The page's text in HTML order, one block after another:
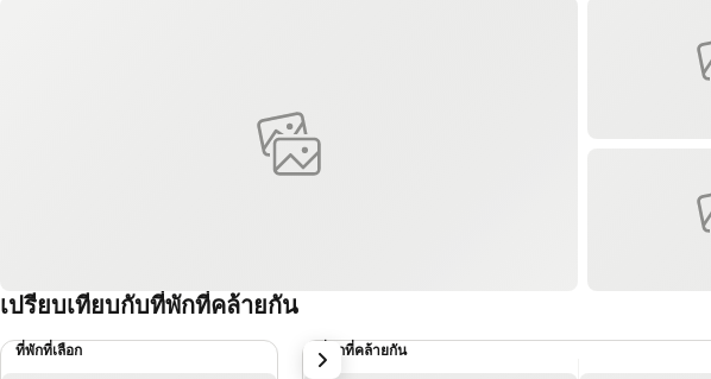
เปรียบเทียบกับที่พักที่คล้ายกัน
ที่พักที่เลือก ที่พักที่คล้ายกัน
ถัดไป